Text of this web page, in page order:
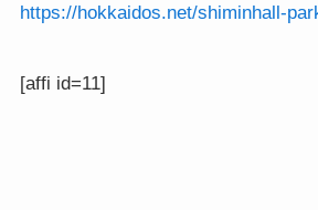
https://hokkaidos.net/shiminhall-
[affi id=11]